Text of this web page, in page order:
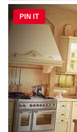
PIN IT